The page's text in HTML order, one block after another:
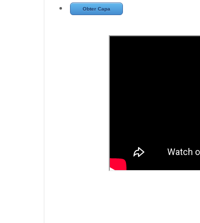
Obter Capa